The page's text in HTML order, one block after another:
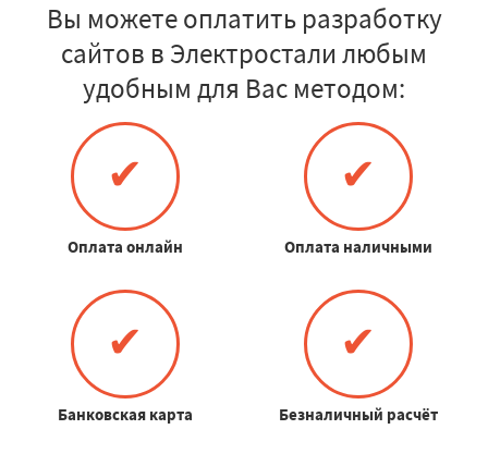
Вы можете оплатить разработку
сайтов в Электростали любым
удобным для Вас методом:
✔
Оплата онлайн
✔
Оплата наличными
✔
Банковская карта
✔
Безналичный расчёт